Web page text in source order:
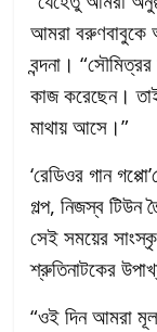
আমরা বরুণবাবুকে
বন্দনা।
কাজ করেছেন।
মাথায় আসে।”
‘রেডিওর গান
গল্প, নিজস্ব টিউন
সেই সময়ের
শ্রুতিনাটকের
“ওই দিন আমরা